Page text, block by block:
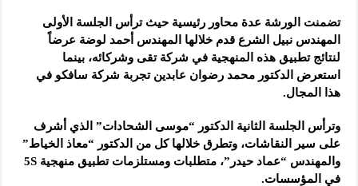
تضمنت الورشة عدة محاور رئيسية حيث ترأس الجلسة الأولى
المهندس نبيل الشرع قدم خلالها المهندس أحمد لوضة عرضاً
لنتائج تطبيق هذه المنهجية في شركة تقى وشركائه، بينما
استعرض الدكتور محمد رضوان عابدين تجربة شركة سافكو في
هذا المجال.
وترأس الجلسة الثانية الدكتور “موسى الشحادات” الذي أشرف
على سير النقاشات، وتطرق خلالها كل من الدكتور “معاذ الخياط”
والمهندس “عماد حيدر”، متطلبات ومستلزمات تطبيق منهجية 5S
في المؤسسات.